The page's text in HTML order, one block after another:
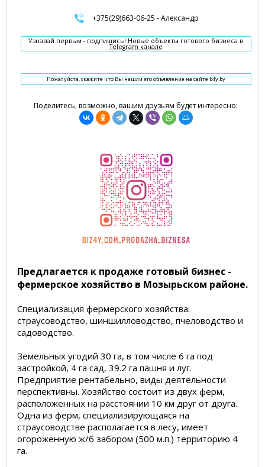
+375(29)663-06-25 - Александр
Узнавай первым - подпишись! Новые объекты готового бизнеса в
Telegram канале
Пожалуйста, скажите что Вы нашли это объявление на сайте b4y.by
Поделитесь, возможно, вашим друзьям будет интересно:
Предлагается к продаже готовый бизнес -
фермерское хозяйство в Мозырьском районе.
Специализация фермерского хозяйства:
страусоводство, шиншилловодство, пчеловодство и
садоводство.
Земельных угодий 30 га, в том числе 6 га под
застройкой, 4 га сад, 39.2 га пашня и луг.
Предприятие рентабельно, виды деятельности
перспективны. Хозяйство состоит из двух ферм,
расположенных на расстоянии 10 км друг от друга.
Одна из ферм, специализирующаяся на
страусоводстве располагается в лесу, имеет
огороженную ж/б забором (500 м.п.) территорию 4
га.